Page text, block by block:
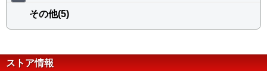
その他(5)
ストア情報